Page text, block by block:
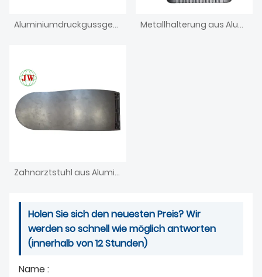
Aluminiumdruckgussgehäuse für Elektronik-Eisenbox Metallhalterung aus Aluminiumdruckguss
Zahnarztstuhl aus Aluminiumdruckguss
Holen Sie sich den neuesten Preis? Wir
werden so schnell wie möglich antworten
(innerhalb von 12 Stunden)
Name :